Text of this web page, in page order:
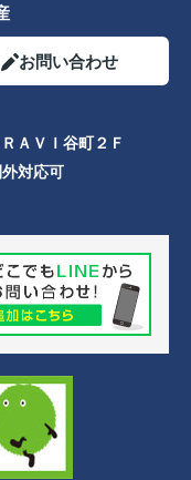
お問い合わせ
ＡＶＩ谷町２Ｆ
対応可